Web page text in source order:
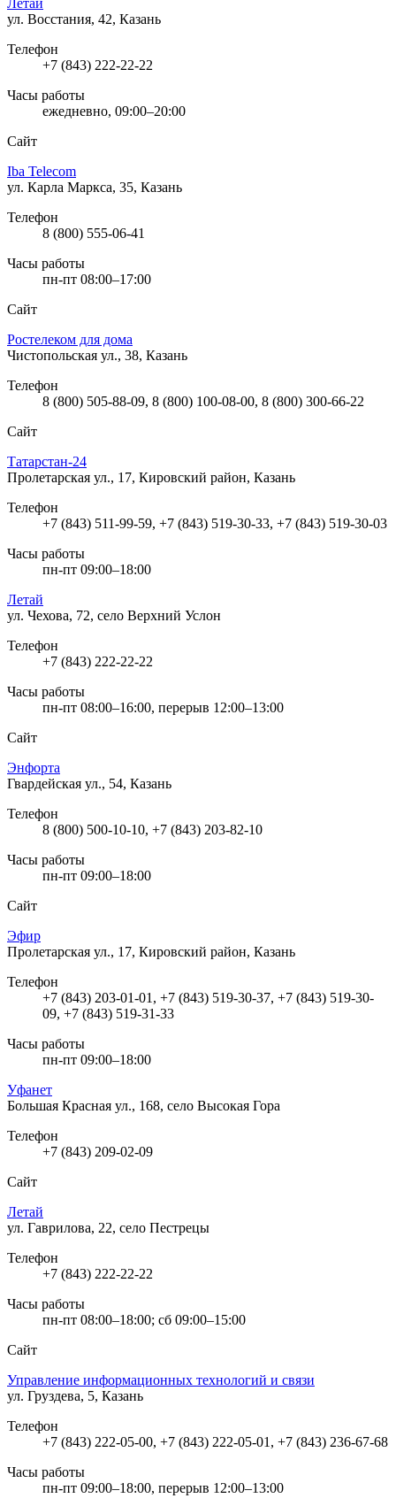
ул. Восстания, 42, Казань
Телефон
+7 (843) 222-22-22
Часы работы
ежедневно, 09:00–20:00
Сайт
Iba Telecom
ул. Карла Маркса, 35, Казань
Телефон
8 (800) 555-06-41
Часы работы
пн-пт 08:00–17:00
Сайт
Ростелеком для дома
Чистопольская ул., 38, Казань
Телефон
8 (800) 505-88-09, 8 (800) 100-08-00, 8 (800) 300-66-22
Сайт
Татарстан-24
Пролетарская ул., 17, Кировский район, Казань
Телефон
+7 (843) 511-99-59, +7 (843) 519-30-33, +7 (843) 519-30-03
Часы работы
пн-пт 09:00–18:00
Летай
ул. Чехова, 72, село Верхний Услон
Телефон
+7 (843) 222-22-22
Часы работы
пн-пт 08:00–16:00, перерыв 12:00–13:00
Сайт
Энфорта
Гвардейская ул., 54, Казань
Телефон
8 (800) 500-10-10, +7 (843) 203-82-10
Часы работы
пн-пт 09:00–18:00
Сайт
Эфир
Пролетарская ул., 17, Кировский район, Казань
Телефон
+7 (843) 203-01-01, +7 (843) 519-30-37, +7 (843) 519-30-
09, +7 (843) 519-31-33
Часы работы
пн-пт 09:00–18:00
Уфанет
Большая Красная ул., 168, село Высокая Гора
Телефон
+7 (843) 209-02-09
Сайт
Летай
ул. Гаврилова, 22, село Пестрецы
Телефон
+7 (843) 222-22-22
Часы работы
пн-пт 08:00–18:00; сб 09:00–15:00
Сайт
Управление информационных технологий и связи
ул. Груздева, 5, Казань
Телефон
+7 (843) 222-05-00, +7 (843) 222-05-01, +7 (843) 236-67-68
Часы работы
пн-пт 09:00–18:00, перерыв 12:00–13:00